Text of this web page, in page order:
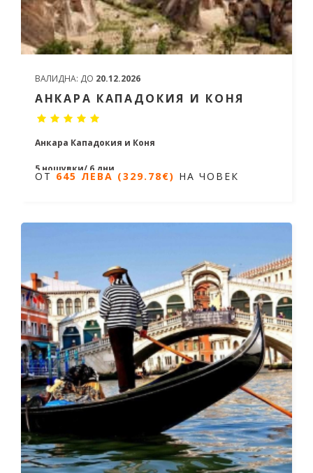
ВАЛИДНА: ДО 20.12.2026
АНКАРА КАПАДОКИЯ И КОНЯ
Анкара Кападокия и Коня
5 нощувки/ 6 дни
ОТ 645 ЛЕВА (329.78€) НА ЧОВЕК